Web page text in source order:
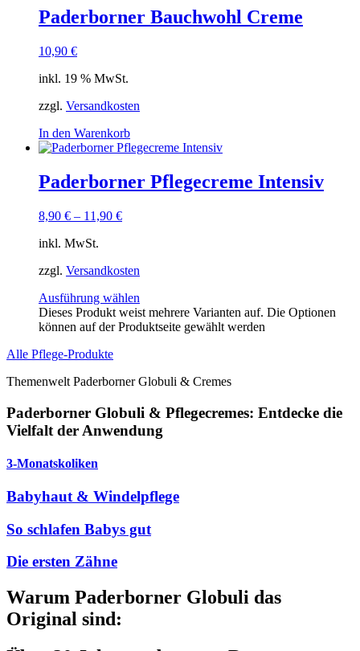
Paderborner Bauchwohl Creme
10,90 €
inkl. 19 % MwSt.
zzgl. Versandkosten
In den Warenkorb
Paderborner Pflegecreme Intensiv
8,90 € – 11,90 €
inkl. MwSt.
zzgl. Versandkosten
Ausführung wählen
Dieses Produkt weist mehrere Varianten auf. Die Optionen
können auf der Produktseite gewählt werden
Alle Pflege-Produkte
Themenwelt Paderborner Globuli & Cremes
Paderborner Globuli & Pflegecremes: Entdecke die
Vielfalt der Anwendung
3-Monatskoliken
Babyhaut & Windelpflege
So schlafen Babys gut
Die ersten Zähne
Warum Paderborner Globuli das
Original sind: